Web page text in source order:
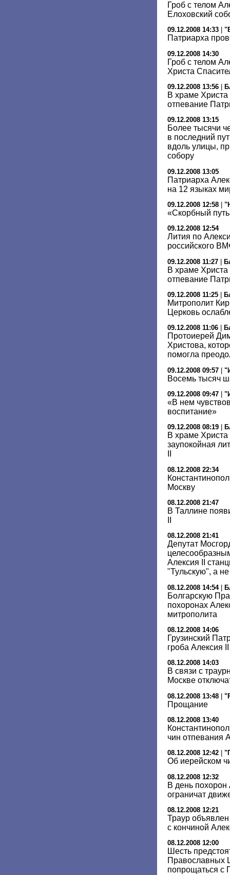
Гроб с телом
Елоховский
09.12.2008 14:33
Патриарха
09.12.2008 14:30
Гроб с телом
Христа
09.12.2008 13:56
В храме
отпевание
09.12.2008 13:15
Более тысячи
в последний
вдоль улицы,
собору
09.12.2008 13:05
Патриарха
на 12 языках
09.12.2008 12:58
«Скорбный
09.12.2008 12:54
Лития по
российского
09.12.2008 11:27
В храме Христа
отпевание
09.12.2008 11:25
Митрополит
Церковь
09.12.2008 11:06
Протоиерей
Христова,
помогла
09.12.2008 09:57
Восемь тысяч
09.12.2008 09:47
«В нем
воспитание»
09.12.2008 08:19
В храме Христа
заупокойная
08.12.2008 22:34
Москву
08.12.2008 21:47
В Таллине
08.12.2008 21:41
Депутат
Алексия II
"Тульскую", а
08.12.2008 14:54|
Болгарскую
похоронах
митрополита
08.12.2008 14:06
Грузинский
гроба Алексия II
08.12.2008 14:03
В связи с
Москве
08.12.2008 13:48 |
Прощание
08.12.2008 13:40
чин отпевания
08.12.2008 12:42
Об иерейском
08.12.2008 12:32
В день похорон
ограничат
08.12.2008 12:21
Траур
с кончиной
08.12.2008 12:00
Шесть
Православных
попрощаться с